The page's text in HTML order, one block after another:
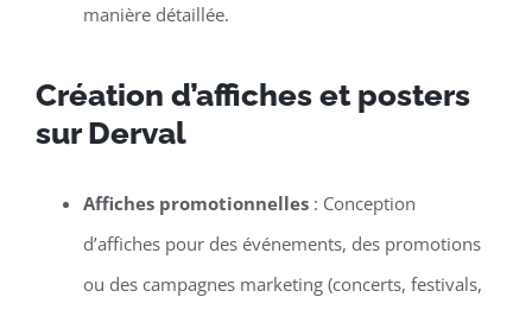
manière détaillée.
Création d’affiches et posters
sur Derval
Affiches promotionnelles: Conception
d’affiches pour des événements, des promotions
ou des campagnes marketing (concerts, festivals,